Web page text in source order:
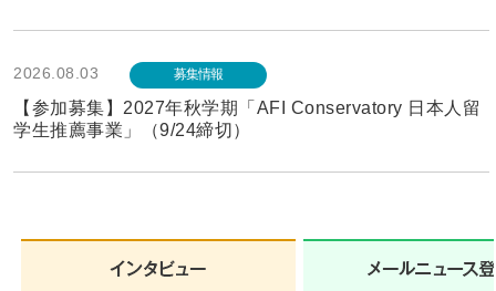
2026.08.03 募集情報
【参加募集】2027年秋学期「AFI Conservatory 日本人留
学生推薦事業」（9/24締切）